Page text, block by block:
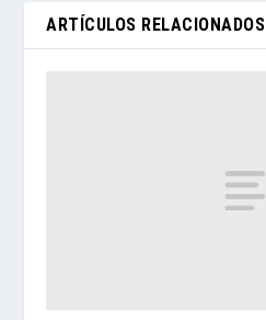
ARTÍCULOS RELACIONADOS